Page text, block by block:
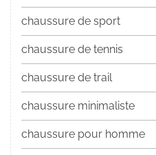
chaussure de sport
chaussure de tennis
chaussure de trail
chaussure minimaliste
chaussure pour homme